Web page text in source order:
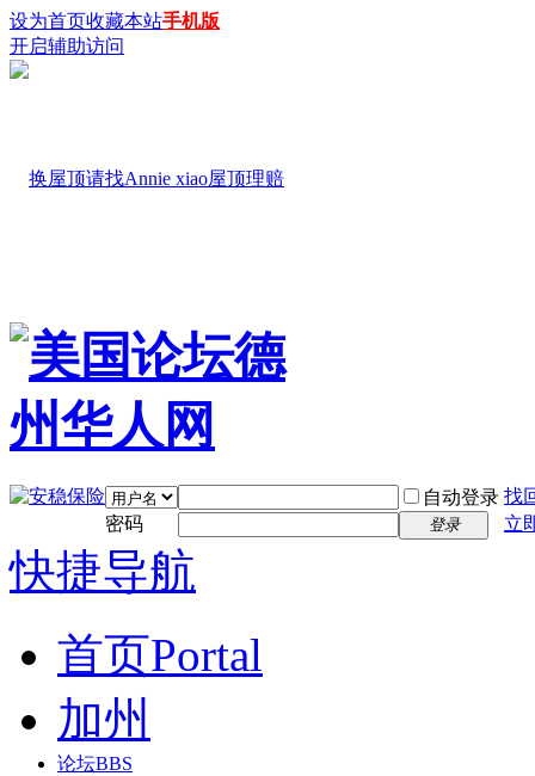
设为首页收藏本站手机版
开启辅助访问
自动登录 找
密码
登录 立
快捷导航
首页Portal
加州
论坛BBS